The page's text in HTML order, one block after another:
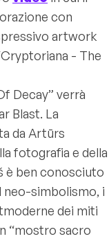
con
artwork
- The
Decay” verrà
Blast. La
da Artūrs
fotografia e della
è ben conosciuto
neo-simbolismo, i
dei miti
“mostro sacro